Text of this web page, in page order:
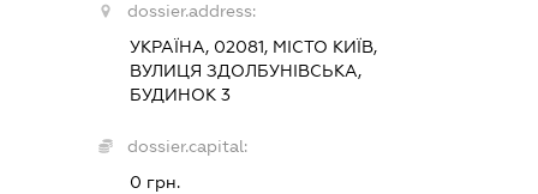
dossier.address:
УКРАЇНА, 02081, МІСТО КИЇВ,
ВУЛИЦЯ ЗДОЛБУНІВСЬКА,
БУДИНОК 3
dossier.capital:
0 грн.